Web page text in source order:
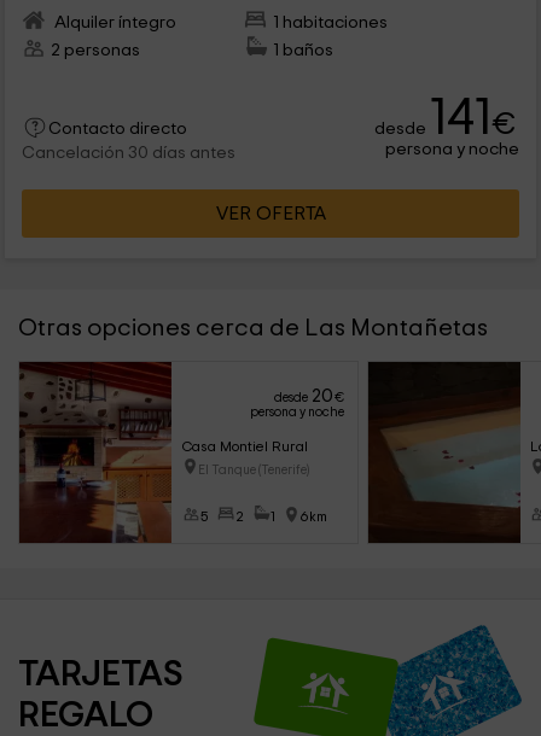
Alquiler íntegro
1 habitaciones
2 personas
1 baños
Contacto directo
Cancelación 30 días antes
desde 141€
persona y noche
VER OFERTA
Otras opciones cerca de Las Montañetas
desde 20€
persona y noche
Casa Montiel Rural
El Tanque (Tenerife)
5 2 1 6km
TARJETAS
REGALO